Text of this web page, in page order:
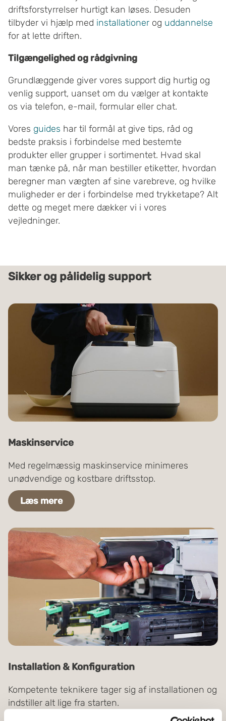
driftsforstyrrelser hurtigt kan løses. Desuden
tilbyder vi hjælp med installationer og uddannelse
for at lette driften.
Tilgængelighed og rådgivning
Grundlæggende giver vores support dig hurtig og
venlig support, uanset om du vælger at kontakte
os via telefon, e-mail, formular eller chat.
Vores guides har til formål at give tips, råd og
bedste praksis i forbindelse med bestemte
produkter eller grupper i sortimentet. Hvad skal
man tænke på, når man bestiller etiketter, hvordan
beregner man vægten af sine varebreve, og hvilke
muligheder er der i forbindelse med trykketape? Alt
dette og meget mere dækker vi i vores
vejledninger.
Sikker og pålidelig support
Maskinservice
Med regelmæssig maskinservice minimeres
unødvendige og kostbare driftsstop.
Læs mere
Installation & Konfiguration
Kompetente teknikere tager sig af installationen og
indstiller alt lige fra starten.